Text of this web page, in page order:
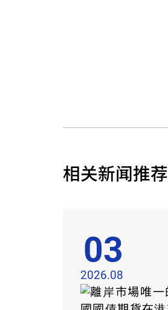
相关新闻推荐
03
2026.08